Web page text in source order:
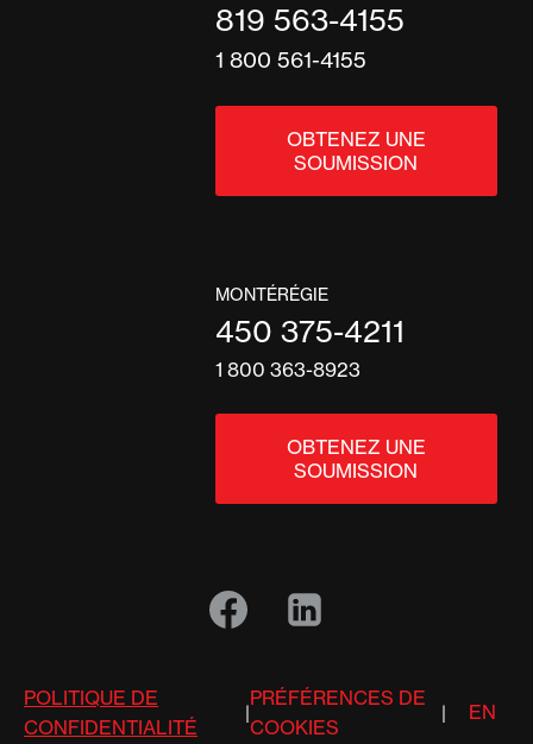
819 563-4155
1 800 561-4155
OBTENEZ UNE
SOUMISSION
MONTÉRÉGIE
450 375-4211
1 800 363-8923
OBTENEZ UNE
SOUMISSION
POLITIQUE DE
CONFIDENTIALITÉ
|
PRÉFÉRENCES DE
COOKIES
| EN